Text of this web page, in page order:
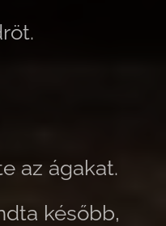
az ágakat.
később,